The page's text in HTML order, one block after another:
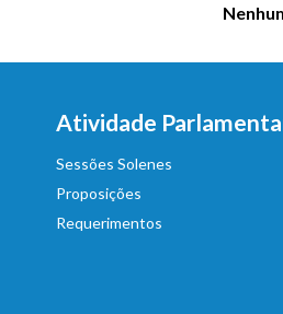
Atividade
Sessões Solenes
Proposições
Requerimentos